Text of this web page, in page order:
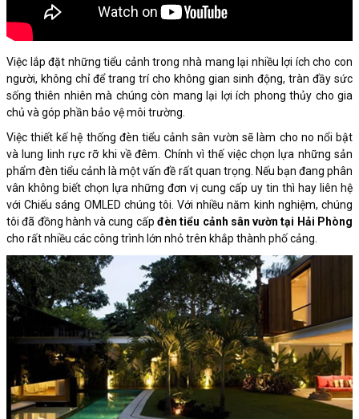
Việc lắp đặt những tiểu cảnh trong nhà mang lại nhiều lợi ích cho con
người, không chỉ để trang trí cho không gian sinh động, tràn đầy sức
sống thiên nhiên mà chúng còn mang lại lợi ích phong thủy cho gia
chủ và góp phần bảo vệ môi trường.
Việc thiết kế hệ thống đèn tiểu cảnh sân vườn sẽ làm cho no nổi bật
và lung linh rực rỡ khi về đêm. Chính vì thế việc chọn lựa những sản
phẩm đèn tiểu cảnh là một vấn đề rất quan trọng. Nếu bạn đang phân
vân không biết chọn lựa những đơn vị cung cấp uy tin thì hay liên hệ
với Chiếu sáng OMLED chúng tôi. Với nhiều năm kinh nghiệm, chúng
tôi đã đồng hành và cung cấp đèn tiểu cảnh sân vườn tại Hải Phòng
cho rất nhiều các công trình lớn nhỏ trên khắp thành phố cảng.